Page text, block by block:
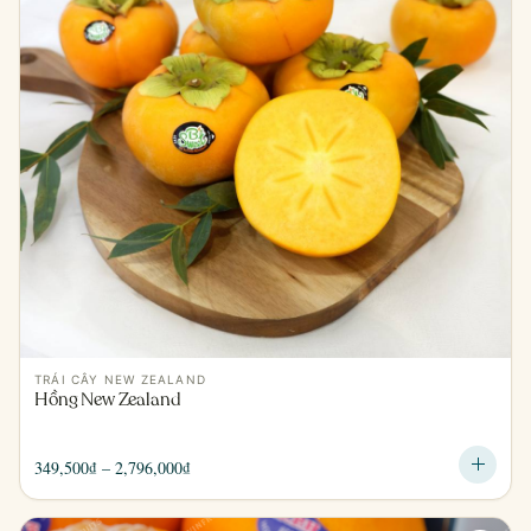
TRÁI CÂY NEW ZEALAND
Hồng New Zealand
349,500₫ – 2,796,000₫
từ